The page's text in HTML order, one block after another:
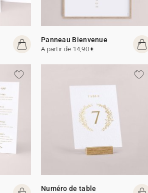
Panneau Bienvenue
A partir de 14,90 €
Numéro de table